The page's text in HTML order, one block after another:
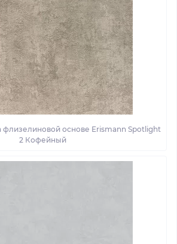
основе Erismann Spotlight
2 Кофейный